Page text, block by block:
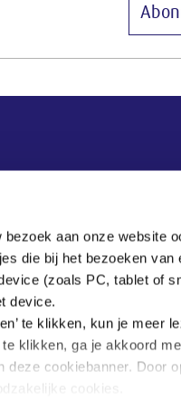
bezoek aan onze website
die bij het bezoeken
(zoals PC, tablet of
device.
te klikken, kun je meer
te klikken, ga je akkoord
deze cookiebanner. Door
499
2509